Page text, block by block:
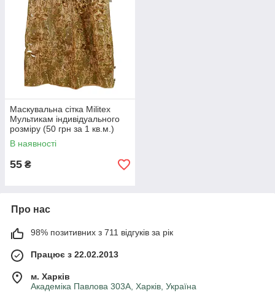
Маскувальна сітка Militex
Мультикам індивідуального
розміру (50 грн за 1 кв.м.)
В наявності
55 ₴
Про нас
98% позитивних з 711 відгуків за рік
Працює з 22.02.2013
м. Харків
Академіка Павлова 303А, Харків, Україна